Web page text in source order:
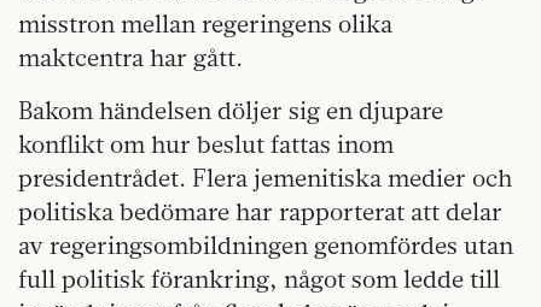
misstron mellan regeringens olika
maktcentra har gått.
Bakom händelsen döljer sig en djupare
konflikt om hur beslut fattas inom
presidentrådet. Flera jemenitiska medier och
politiska bedömare har rapporterat att delar
av regeringsombildningen genomfördes utan
full politisk förankring, något som ledde till